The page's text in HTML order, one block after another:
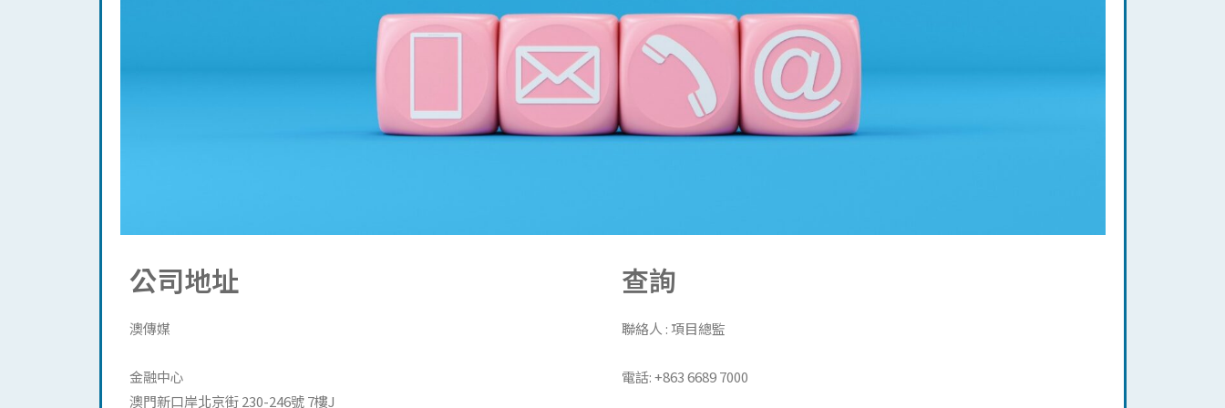
公司地址
澳傳媒
金融中心
澳門新口岸北京街 230-246號 7樓J
查詢
聯絡人 : 項目總監
電話: +863 6689 7000